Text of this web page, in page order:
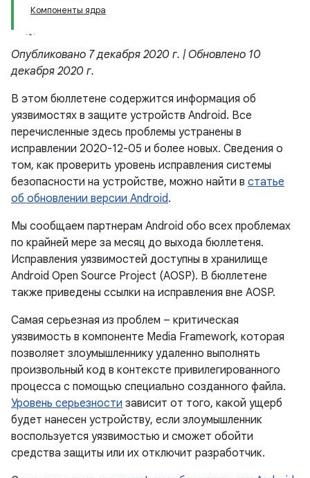
Компоненты ядра
Опубликовано 7 декабря 2020 г. | Обновлено 10
декабря 2020 г.
В этом бюллетене содержится информация об
уязвимостях в защите устройств Android. Все
перечисленные здесь проблемы устранены в
исправлении 2020-12-05 и более новых. Сведения о
том, как проверить уровень исправления системы
безопасности на устройстве, можно найти в статье
об обновлении версии Android.
Мы сообщаем партнерам Android обо всех проблемах
по крайней мере за месяц до выхода бюллетеня.
Исправления уязвимостей доступны в хранилище
Android Open Source Project (AOSP). В бюллетене
также приведены ссылки на исправления вне AOSP.
Самая серьезная из проблем – критическая
уязвимость в компоненте Media Framework, которая
позволяет злоумышленнику удаленно выполнять
произвольный код в контексте привилегированного
процесса с помощью специально созданного файла.
Уровень серьезности зависит от того, какой ущерб
будет нанесен устройству, если злоумышленник
воспользуется уязвимостью и сможет обойти
средства защиты или их отключит разработчик.